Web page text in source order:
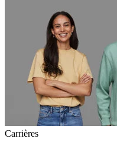
Carrières